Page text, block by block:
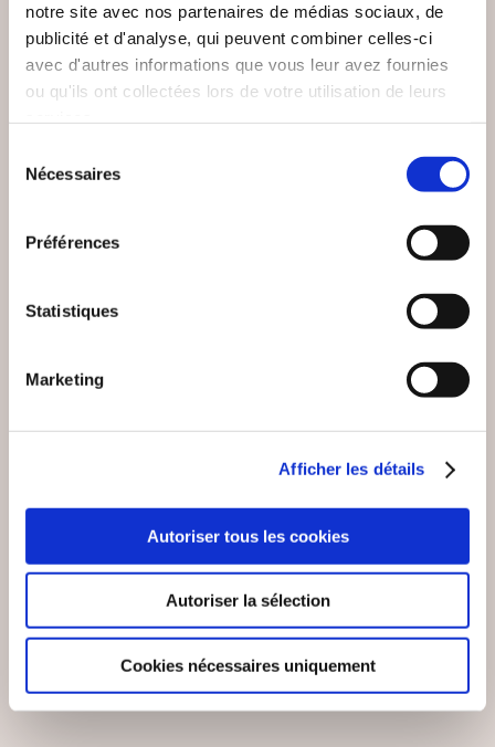
notre site avec nos partenaires de médias sociaux, de
publicité et d'analyse, qui peuvent combiner celles-ci
avec d'autres informations que vous leur avez fournies
ou qu'ils ont collectées lors de votre utilisation de leurs
Nécessaires
Préférences
Statistiques
Marketing
Afficher les détails
Autoriser tous les cookies
Autoriser la sélection
Cookies nécessaires uniquement
Romans
8€00
Romans
15€00
BONNE NUIT A
MALAYSIA 370
22€00
LES PAPILLONS
SONT DES
MENTEURS
12€90